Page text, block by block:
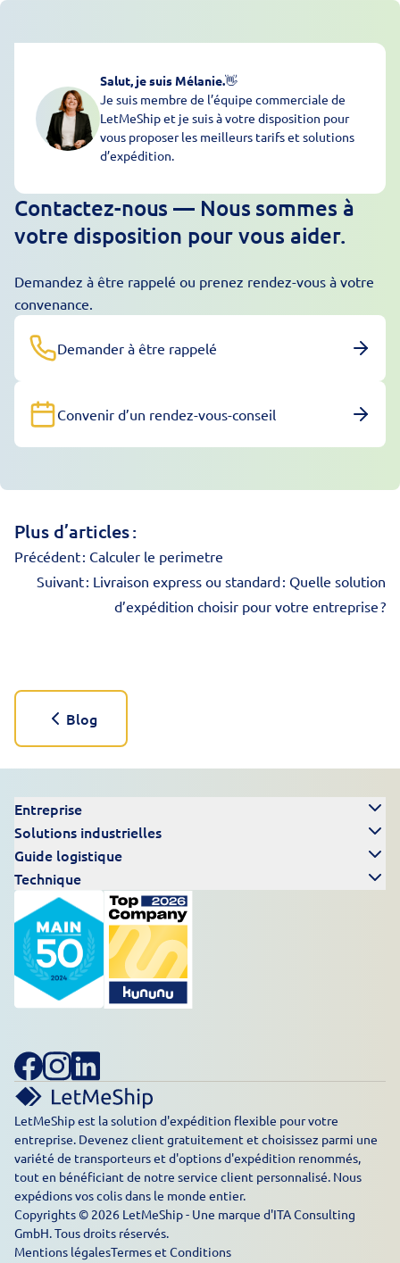
Salut, je suis Mélanie.👋
Je suis membre de l’équipe commerciale de
LetMeShip et je suis à votre disposition pour
vous proposer les meilleurs tarifs et solutions
d’expédition.
Contactez-nous — Nous sommes à
votre disposition pour vous aider.
Demandez à être rappelé ou prenez rendez-vous à votre
convenance.
Demander à être rappelé
Convenir d’un rendez-vous-conseil
Plus d’articles :
Précédent : Calculer le perimetre
Suivant : Livraison express ou standard : Quelle solution
d’expédition choisir pour votre entreprise ?
Blog
Entreprise
Solutions industrielles
Guide logistique
Technique
LetMeShip est la solution d'expédition flexible pour votre
entreprise. Devenez client gratuitement et choisissez parmi une
variété de transporteurs et d'options d'expédition renommés,
tout en bénéficiant de notre service client personnalisé. Nous
expédions vos colis dans le monde entier.
Copyrights © 2026 LetMeShip - Une marque d'ITA Consulting
GmbH. Tous droits réservés.
Mentions légalesTermes et Conditions